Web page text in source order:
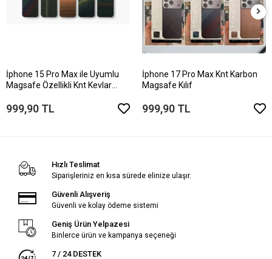
İphone 15 Pro Max ile Uyumlu
Magsafe Özellikli Knt Kevlar
999,90 TL
İphone 17 Pro Max Knt Karbon
Magsafe Kılıf
999,90 TL
Hızlı Teslimat
Siparişleriniz en kısa sürede elinize ulaşır.
Güvenli Alışveriş
Güvenli ve kolay ödeme sistemi
Geniş Ürün Yelpazesi
Binlerce ürün ve kampanya seçeneği
7 / 24 DESTEK